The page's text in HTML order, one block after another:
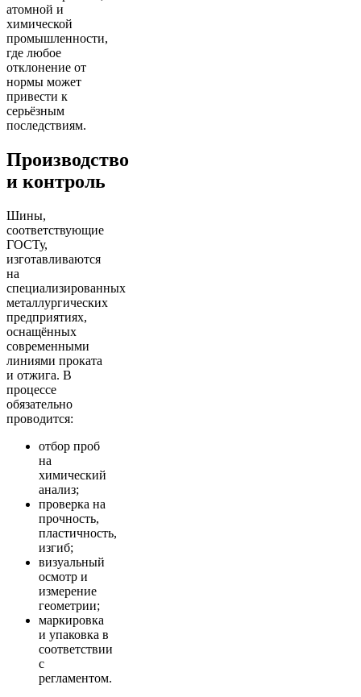
атомной и
химической
промышленности,
где любое
отклонение от
нормы может
привести к
серьёзным
последствиям.
Производство
и контроль
Шины,
соответствующие
ГОСТу,
изготавливаются
на
специализированных
металлургических
предприятиях,
оснащённых
современными
линиями проката
и отжига. В
процессе
обязательно
проводится:
отбор проб
на
химический
анализ;
проверка на
прочность,
пластичность,
изгиб;
визуальный
осмотр и
измерение
геометрии;
маркировка
и упаковка в
соответствии
с
регламентом.